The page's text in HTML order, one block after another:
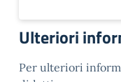
Ulteriori
Per ulteriori